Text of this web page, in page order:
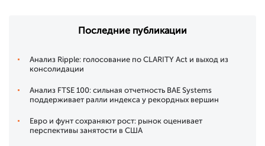
Последние публикации
Анализ Ripple: голосование по CLARITY Act и выход из
консолидации
Анализ FTSE 100: сильная отчетность BAE Systems
поддерживает ралли индекса у рекордных вершин
Евро и фунт сохраняют рост: рынок оценивает
перспективы занятости в США